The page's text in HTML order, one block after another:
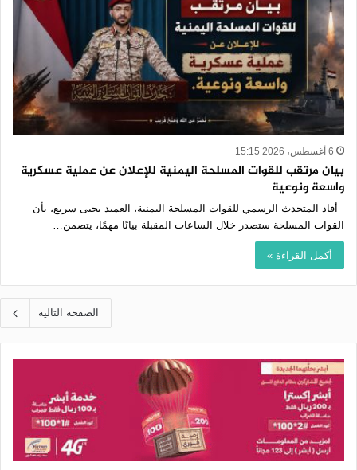
6 أغسطس، 2026 15:15
بيان مرتقب للقوات المسلحة اليمنية للإعلان عن عملية عسكرية
واسعة ونوعية
أفاد المتحدث الرسمي للقوات المسلحة اليمنية، العميد يحيى سريع، بأن
القوات المسلحة ستصدر خلال الساعات المقبلة بيانًا مهمًا، يتضمن…
أكمل القراءة »
الصفحة التالية